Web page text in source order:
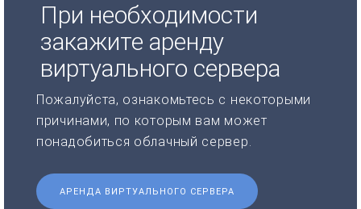
При необходимости
закажите аренду
виртуального сервера
Пожалуйста, ознакомьтесь с некоторыми
причинами, по которым вам может
понадобиться облачный сервер.
АРЕНДА ВИРТУАЛЬНОГО СЕРВЕРА